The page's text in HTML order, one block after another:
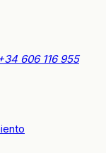
606 116 955